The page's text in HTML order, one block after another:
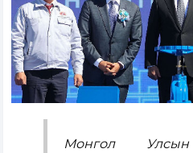
Монгол Улсын